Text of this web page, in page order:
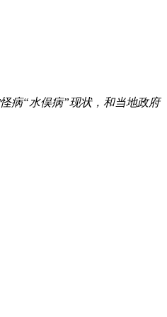
病“水俣病”现状，和当地政府